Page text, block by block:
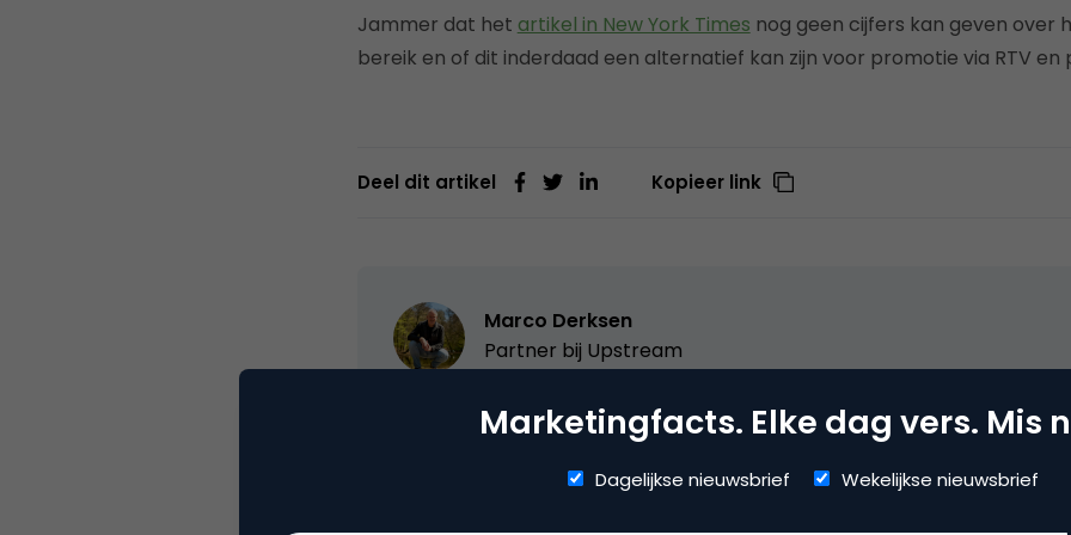
Jammer dat het artikel in New York Times nog geen cijfers kan geven over
bereik en of dit inderdaad een alternatief kan zijn voor promotie via RTV en
Deel dit artikel Kopieer link
Marco Derksen
Partner bij Upstream
Oprichter/partner Upstream, Marketingfacts, Arnhem Direct, SportNext,
VPRO, Bestuur Luxor Live, social business, onderwijs, fotografie en vader!
Marketingfacts. Elke dag vers. Mis
Dagelijkse nieuwsbrief Wekelijkse nieuwsbrief